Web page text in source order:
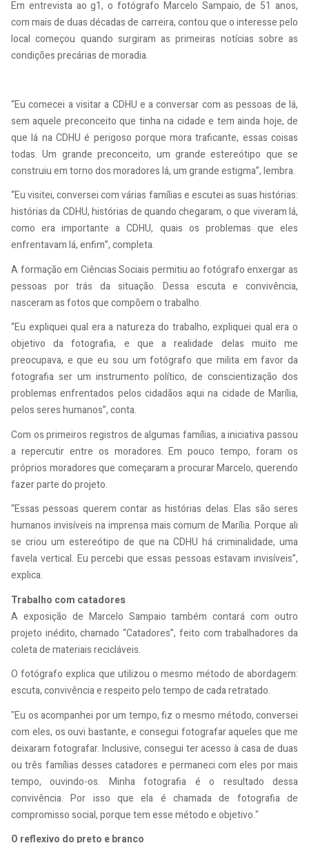
Em entrevista ao g1, o fotógrafo Marcelo Sampaio, de 51 anos,
com mais de duas décadas de carreira, contou que o interesse pelo
local começou quando surgiram as primeiras notícias sobre as
condições precárias de moradia.
“Eu comecei a visitar a CDHU e a conversar com as pessoas de lá,
sem aquele preconceito que tinha na cidade e tem ainda hoje, de
que lá na CDHU é perigoso porque mora traficante, essas coisas
todas. Um grande preconceito, um grande estereótipo que se
construiu em torno dos moradores lá, um grande estigma”, lembra.
“Eu visitei, conversei com várias famílias e escutei as suas histórias:
histórias da CDHU, histórias de quando chegaram, o que viveram lá,
como era importante a CDHU, quais os problemas que eles
enfrentavam lá, enfim”, completa.
A formação em Ciências Sociais permitiu ao fotógrafo enxergar as
pessoas por trás da situação. Dessa escuta e convivência,
nasceram as fotos que compõem o trabalho.
“Eu expliquei qual era a natureza do trabalho, expliquei qual era o
objetivo da fotografia, e que a realidade delas muito me
preocupava, e que eu sou um fotógrafo que milita em favor da
fotografia ser um instrumento político, de conscientização dos
problemas enfrentados pelos cidadãos aqui na cidade de Marília,
pelos seres humanos”, conta.
Com os primeiros registros de algumas famílias, a iniciativa passou
a repercutir entre os moradores. Em pouco tempo, foram os
próprios moradores que começaram a procurar Marcelo, querendo
fazer parte do projeto.
“Essas pessoas querem contar as histórias delas. Elas são seres
humanos invisíveis na imprensa mais comum de Marília. Porque ali
se criou um estereótipo de que na CDHU há criminalidade, uma
favela vertical. Eu percebi que essas pessoas estavam invisíveis”,
explica.
Trabalho com catadores
A exposição de Marcelo Sampaio também contará com outro
projeto inédito, chamado “Catadores”, feito com trabalhadores da
coleta de materiais recicláveis.
O fotógrafo explica que utilizou o mesmo método de abordagem:
escuta, convivência e respeito pelo tempo de cada retratado.
"Eu os acompanhei por um tempo, fiz o mesmo método, conversei
com eles, os ouvi bastante, e consegui fotografar aqueles que me
deixaram fotografar. Inclusive, consegui ter acesso à casa de duas
ou três famílias desses catadores e permaneci com eles por mais
tempo, ouvindo-os. Minha fotografia é o resultado dessa
convivência. Por isso que ela é chamada de fotografia de
compromisso social, porque tem esse método e objetivo."
O reflexivo do preto e branco